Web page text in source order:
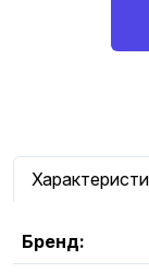
Бренд: